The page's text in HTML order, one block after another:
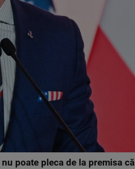
poate pleca de la premisa că